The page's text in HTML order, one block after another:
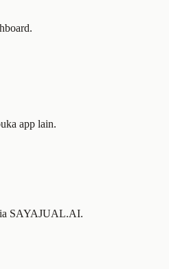
app lain.
SAYAJUAL.AI.